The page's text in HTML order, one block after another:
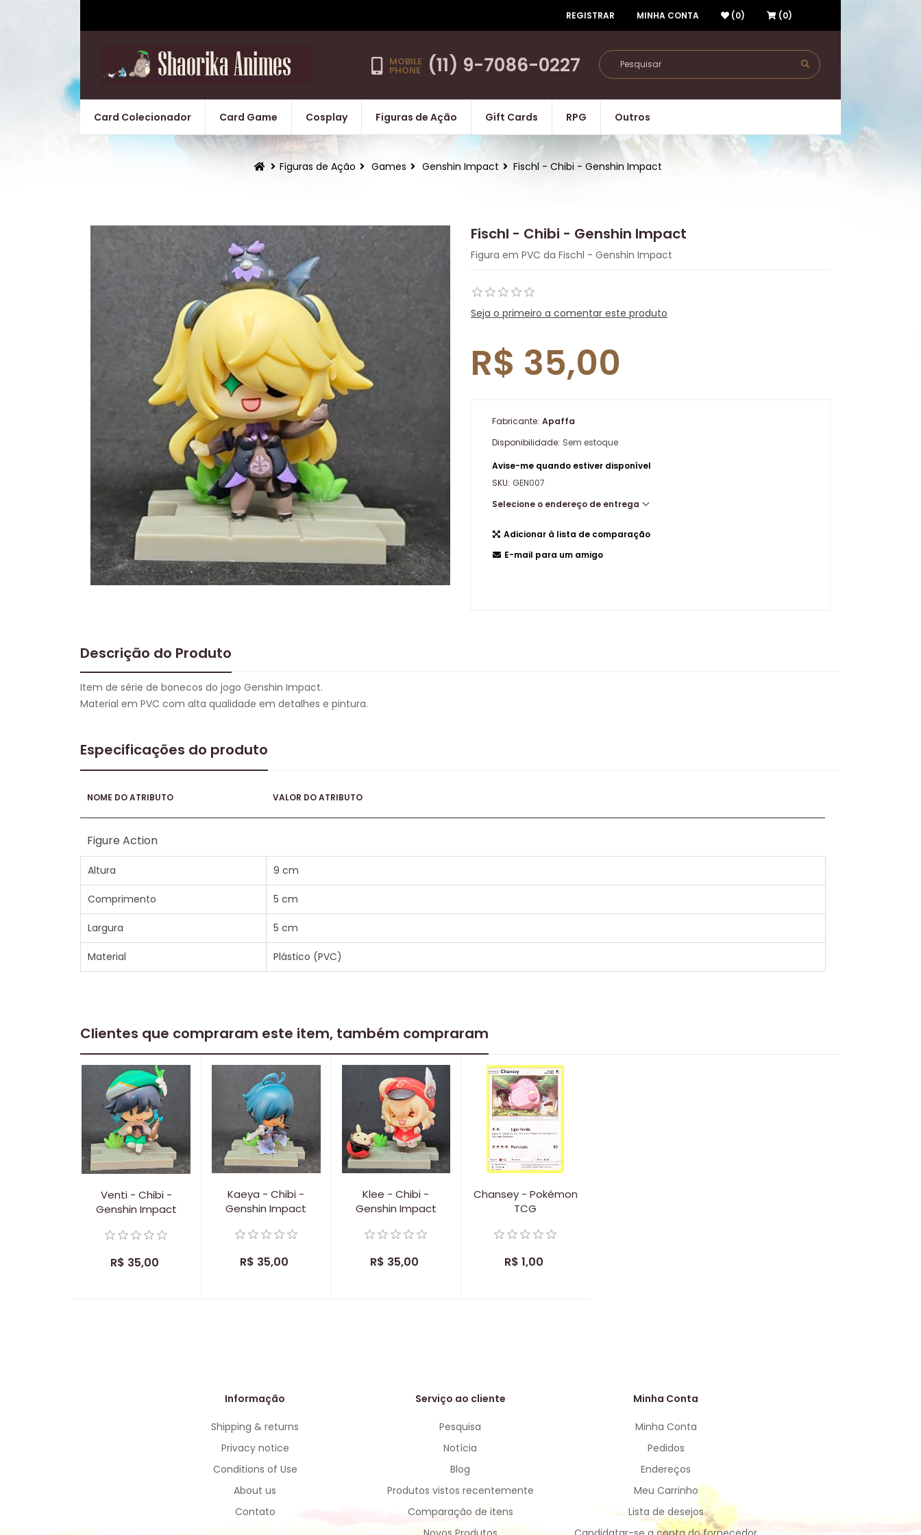
REGISTRAR MINHA CONTA (0) (0)
MOBILE
PHONE (11) 9-7086-0227
Card Colecionador Card Game Cosplay Figuras de Ação Gift Cards RPG Outros
Figuras de Ação Games Genshin Impact Fischl - Chibi - Genshin Impact
Fischl - Chibi - Genshin Impact
Figura em PVC da Fischl - Genshin Impact
Seja o primeiro a comentar este produto
R$ 35,00
Fabricante: Apaffa
Disponibilidade: Sem estoque
Avise-me quando estiver disponível
SKU: GEN007
Selecione o endereço de entrega
Adicionar à lista de comparação
E-mail para um amigo
Descrição do Produto
Item de série de bonecos do jogo Genshin Impact.
Material em PVC com alta qualidade em detalhes e pintura.
Especificações do produto
NOME DO ATRIBUTO VALOR DO ATRIBUTO
Figure Action
Altura 9 cm
Comprimento 5 cm
Largura 5 cm
Material Plástico (PVC)
Clientes que compraram este item, também compraram
Venti - Chibi -
Genshin Impact
R$ 35,00
Kaeya - Chibi -
Genshin Impact
R$ 35,00
Klee - Chibi -
Genshin Impact
R$ 35,00
Chansey - Pokémon
TCG
R$ 1,00
Informação
Shipping & returns
Privacy notice
Conditions of Use
About us
Contato
Serviço ao cliente
Pesquisa
Notícia
Blog
Produtos vistos recentemente
Comparação de itens
Minha Conta
Minha Conta
Pedidos
Endereços
Meu Carrinho
Lista de desejos